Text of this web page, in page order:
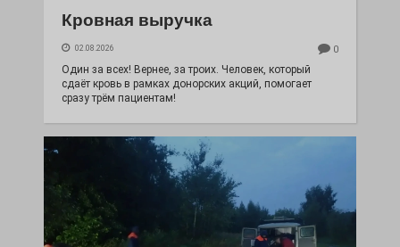
Кровная выручка
02.08.2026 0
Один за всех! Вернее, за троих. Человек, который
сдаёт кровь в рамках донорских акций, помогает
сразу трём пациентам!